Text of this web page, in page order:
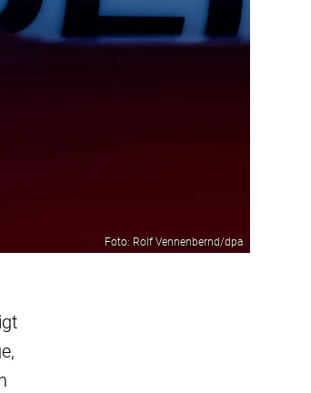
Foto: Rolf Vennenbernd/dpa